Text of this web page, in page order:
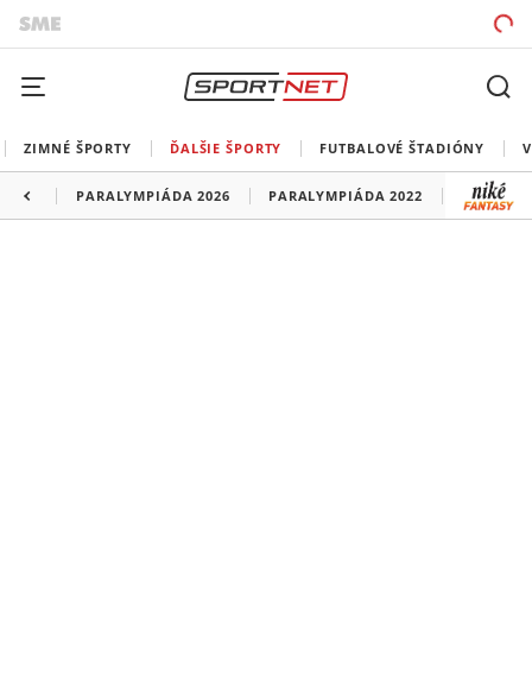
ZIMNÉ ŠPORTY ĎALŠIE ŠPORTY FUTBALOVÉ ŠTADIÓNY
PARALYMPIÁDA 2026 PARALYMPIÁDA 2022